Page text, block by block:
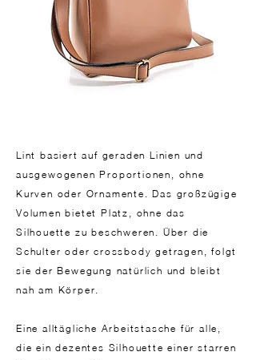
Lint basiert auf geraden Linien und
ausgewogenen Proportionen, ohne
Kurven oder Ornamente. Das großzügige
Volumen bietet Platz, ohne das
Silhouette zu beschweren. Über die
Schulter oder crossbody getragen, folgt
sie der Bewegung natürlich und bleibt
nah am Körper.
Eine alltägliche Arbeitstasche für alle,
die ein dezentes Silhouette einer starren